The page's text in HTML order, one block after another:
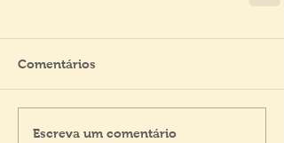
Comentários
Escreva um comentário